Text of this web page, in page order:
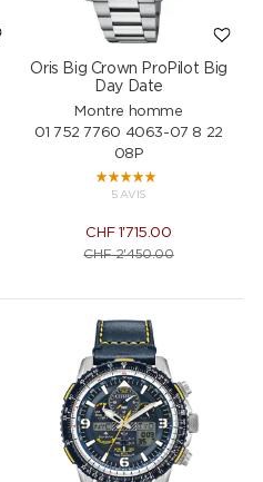
Oris Big Crown ProPilot Big
Day Date
Montre homme
01 752 7760 4063-07 8 22
08P
5 AVIS
CHF 1'715.00
CHF2'450.00